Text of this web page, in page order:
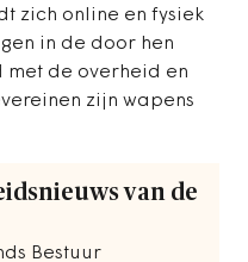
zich online en fysiek
in de door hen
de overheid en
zijn wapens
van de
Bestuur